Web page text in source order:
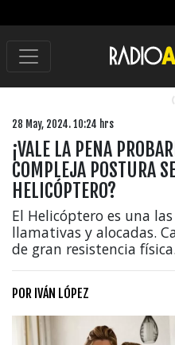
28 May, 2024. 10:24 hrs
¡VALE LA PENA
COMPLEJA POSTURA
HELICÓPTERO?
El Helicóptero es una
llamativas y alocadas.
de gran resistencia física.
POR IVÁN LÓPEZ